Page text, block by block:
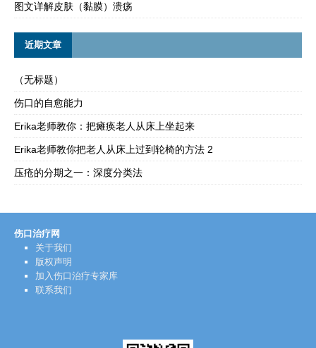
图文详解皮肤（黏膜）溃疡
近期文章
（无标题）
伤口的自愈能力
Erika老师教你：把瘫痪老人从床上坐起来
Erika老师教你把老人从床上过到轮椅的方法 2
压疮的分期之一：深度分类法
伤口治疗网
关于我们
版权声明
加入伤口治疗专家库
联系我们